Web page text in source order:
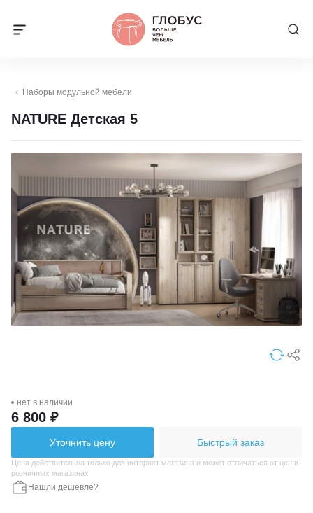
Наборы модульной мебели
NATURE Детская 5
нет в наличии
6 800 ₽
Уточнить цену Быстрый заказ
Цена действительна только для интернет магазина и может отличаться от цен в
розничных магазинах
Нашли дешевле?